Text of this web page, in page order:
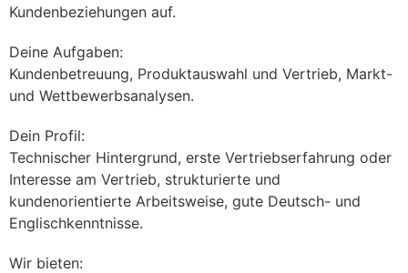
Kundenbeziehungen auf.
Deine Aufgaben:
Kundenbetreuung, Produktauswahl und Vertrieb, Markt-
und Wettbewerbsanalysen.
Dein Profil:
Technischer Hintergrund, erste Vertriebserfahrung oder
Interesse am Vertrieb, strukturierte und
kundenorientierte Arbeitsweise, gute Deutsch- und
Englischkenntnisse.
Wir bieten: